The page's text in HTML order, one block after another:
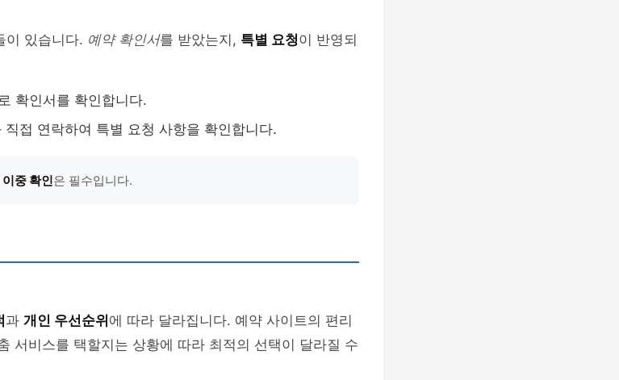
이 있습니다. 예약 확인서를 받았는지, 특별 요청이 반영되
확인서를 확인합니다.
접 연락하여 특별 요청 사항을 확인합니다.
이중 확인은 필수입니다.
과 개인 우선순위 에 따라 달라집니다. 예약 사이트의 편리
서비스를 택할지는 상황에 따라 최적의 선택이 달라질 수